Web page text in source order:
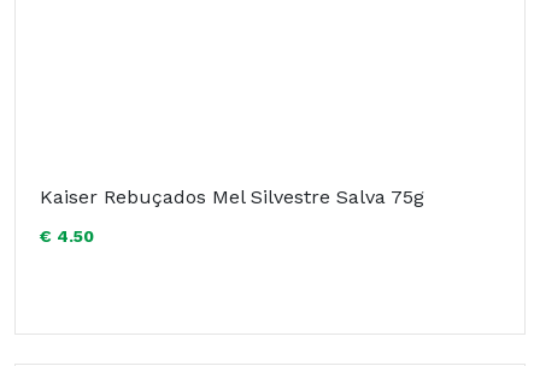
Kaiser Rebuçados Mel Silvestre Salva 75g
€ 4.50